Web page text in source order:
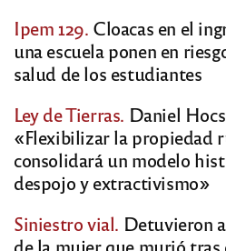
Ipem 129. Cloacas en el
una escuela ponen en
salud de los estudiantes
Ley de Tierras. Daniel
«Flexibilizar la propiedad
consolidará un modelo
despojo y extractivismo»
Siniestro vial. Detuvieron
de la mujer que murió tras